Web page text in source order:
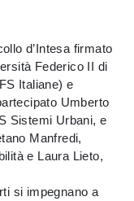
d’Intesa firmato
Federico II di
Italiane) e
Umberto
Sistemi Urbani, e
Manfredi,
e Laura Lieto,
si impegnano a